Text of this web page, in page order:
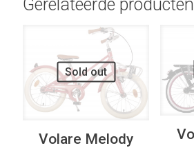
Gerelateerde producten
Sold out
Volare Melody